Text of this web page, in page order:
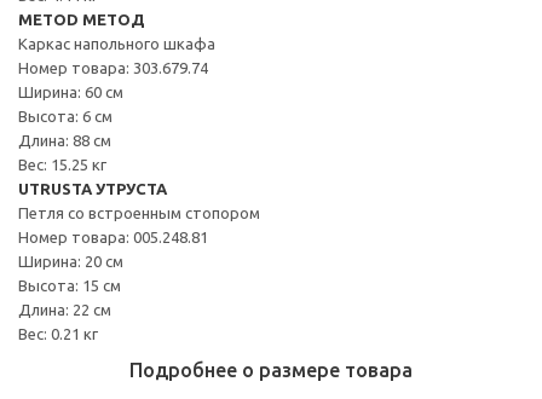
METOD МЕТОД
Каркас напольного шкафа
Номер товара: 303.679.74
Ширина: 60 см
Высота: 6 см
Длина: 88 см
Вес: 15.25 кг
UTRUSTA УТРУСТА
Петля со встроенным стопором
Номер товара: 005.248.81
Ширина: 20 см
Высота: 15 см
Длина: 22 см
Вес: 0.21 кг
Подробнее о размере товара